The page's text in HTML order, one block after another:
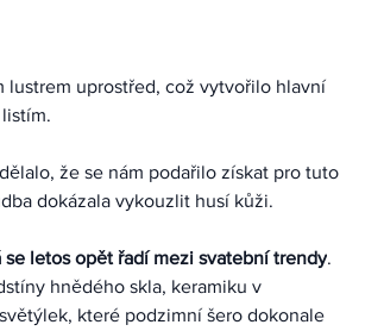
uprostřed, což vytvořilo hlavní
že se nám podařilo získat pro tuto
dokázala vykouzlit husí kůži.
letos opět řadí mezi svatební trendy.
hnědého skla, keramiku v
které podzimní šero dokonale